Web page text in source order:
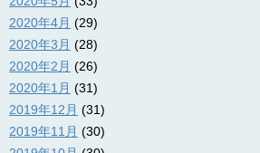
2020年4月 (29)
2020年3月 (28)
2020年2月 (26)
2020年1月 (31)
2019年12月 (31)
2019年11月 (30)